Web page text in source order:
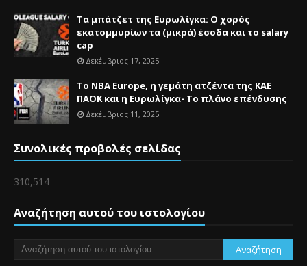
Τα μπάτζετ της Ευρωλίγκα: Ο χορός
εκατομμυρίων τα (μικρά) έσοδα και το salary
cap
Δεκέμβριος 17, 2025
Το NBA Europe, η γεμάτη ατζέντα της ΚΑΕ
ΠΑΟΚ και η Ευρωλίγκα- Το πλάνο επένδυσης
Δεκέμβριος 11, 2025
Συνολικές προβολές σελίδας
310,514
Αναζήτηση αυτού του ιστολογίου